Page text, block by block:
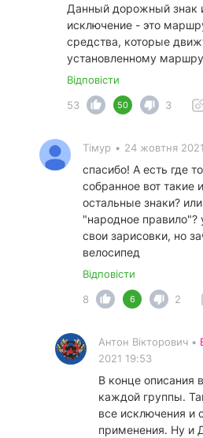
Данный дорожный знак
исключение - это
средства, которые
установленному
Відповісти
53
50 3
Тімур • 24 жовтня
спасибо! А есть где
собранное вот такие
остальные знаки?
"народное правило"?
свои зарисовки, но
велосипед
Відповісти
8
6 2
Антон Вікторович •
2021 19:53
В конце описания
каждой группы.
все исключения и
применения. Ну и